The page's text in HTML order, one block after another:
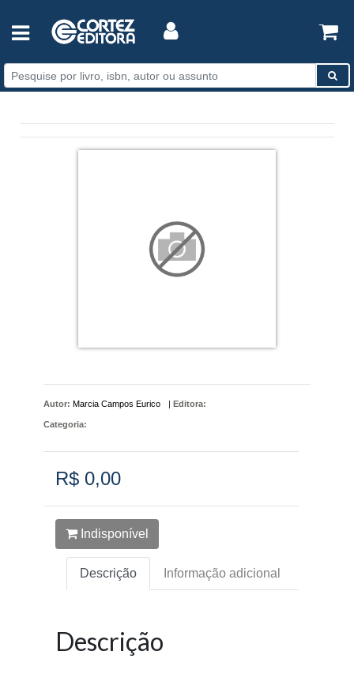
Autor: Marcia Campos Eurico | Editora:
Categoria:
R$ 0,00
Indisponível
Descrição Informação adicional
Descrição